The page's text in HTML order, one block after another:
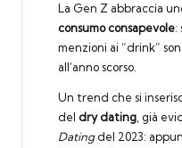
La Gen Z abbraccia
consumo consapevole:
menzioni ai “drink”
all’anno scorso.
Un trend che si
del dry dating, già
Datingdel 2023: